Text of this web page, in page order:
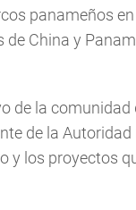
panameños
de China y
de la
de la
los proyectos